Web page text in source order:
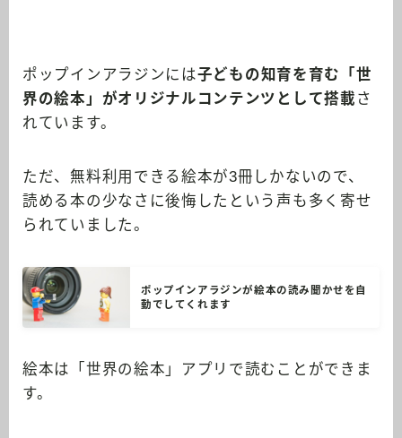
ポップインアラジンには子どもの知育を育む「世
界の絵本」がオリジナルコンテンツとして搭載 さ
れています。
ただ、無料利用できる絵本が3冊しかないので、
読める本の少なさに後悔したという声も多く寄せ
られていました。
ポップインアラジンが絵本の読み聞かせを自
動でしてくれます
絵本は「世界の絵本」アプリで読むことができま
す。